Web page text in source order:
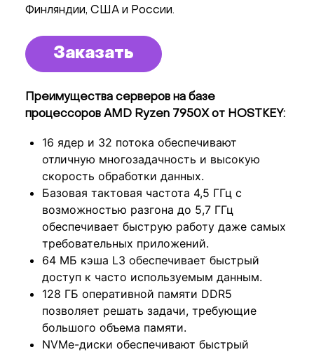
Финляндии, США и России.
Заказать
Преимущества серверов на базе
процессоров AMD Ryzen 7950X от HOSTKEY:
16 ядер и 32 потока обеспечивают
отличную многозадачность и высокую
скорость обработки данных.
Базовая тактовая частота 4,5 ГГц с
возможностью разгона до 5,7 ГГц
обеспечивает быструю работу даже самых
требовательных приложений.
64 МБ кэша L3 обеспечивает быстрый
доступ к часто используемым данным.
128 ГБ оперативной памяти DDR5
позволяет решать задачи, требующие
большого объема памяти.
NVMe-диски обеспечивают быстрый